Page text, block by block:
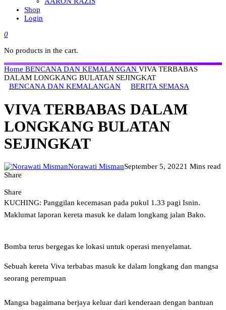
Shop
Login
0
No products in the cart.
Home BENCANA DAN KEMALANGAN VIVA TERBABAS
DALAM LONGKANG BULATAN SEJINGKAT
BENCANA DAN KEMALANGAN
BERITA SEMASA
VIVA TERBABAS DALAM
LONGKANG BULATAN
SEJINGKAT
Norawati MismanSeptember 5, 20221 Mins read
Share
Share
KUCHING: Panggilan kecemasan pada pukul 1.33 pagi Isnin.
Maklumat laporan kereta masuk ke dalam longkang jalan Bako.
Bomba terus bergegas ke lokasi untuk operasi menyelamat.
Sebuah kereta Viva terbabas masuk ke dalam longkang dan mangsa
seorang perempuan
Mangsa bagaimana berjaya keluar dari kenderaan dengan bantuan